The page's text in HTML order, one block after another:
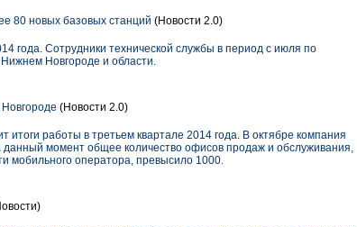
80 новых базовых станций (Новости 2.0)
года. Сотрудники технической службы в период с июля по
Новгороде и области.
(Новости 2.0)
работы в третьем квартале 2014 года. В октябре компания
момент общее количество офисов продаж и обслуживания,
мобильного оператора, превысило 1000.